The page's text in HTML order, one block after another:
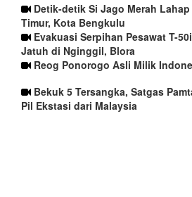
Detik-detik Si Jago Merah
Timur, Kota Bengkulu
Evakuasi Serpihan Pesawat T-
Jatuh di Nginggil, Blora
Reog Ponorogo Asli Milik
Bekuk 5 Tersangka, Satgas
Pil Ekstasi dari Malaysia